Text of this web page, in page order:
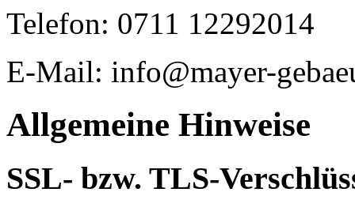
Telefon: 0711 12292014
E-Mail: info@mayer-
Allgemeine Hinweise
SSL- bzw. TLS-